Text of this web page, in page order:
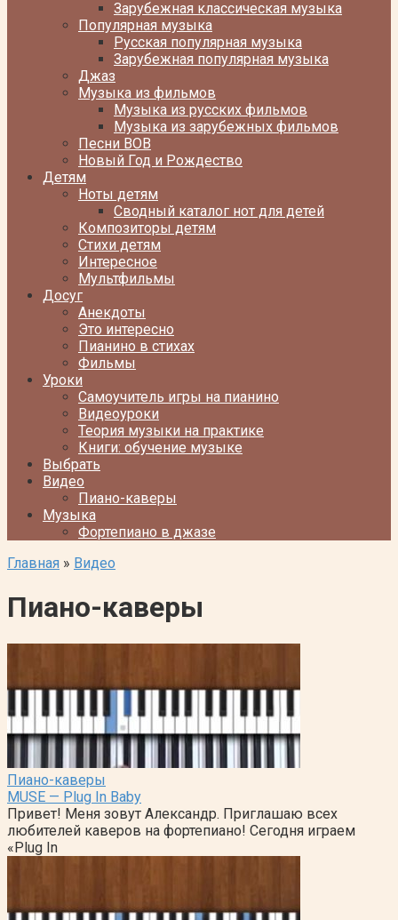
Зарубежная классическая музыка
Популярная музыка
Русская популярная музыка
Зарубежная популярная музыка
Джаз
Музыка из фильмов
Музыка из русских фильмов
Музыка из зарубежных фильмов
Песни ВОВ
Новый Год и Рождество
Детям
Ноты детям
Сводный каталог нот для детей
Композиторы детям
Стихи детям
Интересное
Мультфильмы
Досуг
Анекдоты
Это интересно
Пианино в стихах
Фильмы
Уроки
Самоучитель игры на пианино
Видеоуроки
Теория музыки на практике
Книги: обучение музыке
Выбрать
Видео
Пиано-каверы
Музыка
Фортепиано в джазе
Главная » Видео
Пиано-каверы
Пиано-каверы
MUSE — Plug In Baby
Привет! Меня зовут Александр. Приглашаю всех
любителей каверов на фортепиано! Сегодня играем
«Plug In